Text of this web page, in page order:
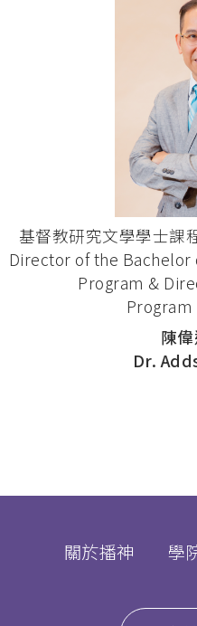
基督教研究文學學士課
Director of the
Program &
Program
陳
Dr.
關於播神 學